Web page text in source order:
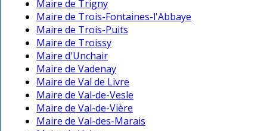
Maire de Trigny
Maire de Trois-Fontaines-l'Abbaye
Maire de Trois-Puits
Maire de Troissy
Maire d'Unchair
Maire de Vadenay
Maire de Val de Livre
Maire de Val-de-Vesle
Maire de Val-de-Vière
Maire de Val-des-Marais